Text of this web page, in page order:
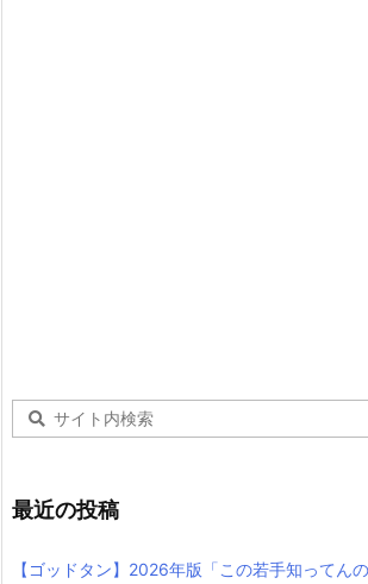
最近の投稿
【ゴッドタン】2026年版「この若手知ってん